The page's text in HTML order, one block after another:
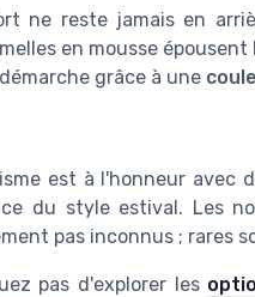
ne reste jamais en
en mousse
grâce à une
est à l'honneur avec
du style estival. Les
pas inconnus ; rares
pas d'explorer les